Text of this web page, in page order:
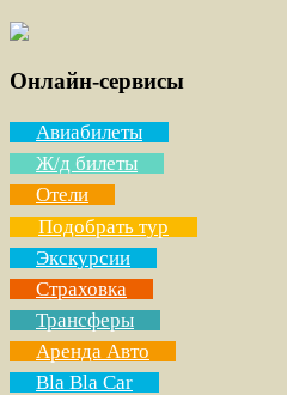
Онлайн-сервисы
Авиабилеты
Ж/д билеты
Отели
Подобрать тур
Экскурсии
Страховка
Трансферы
Аренда Авто
Bla Bla Car